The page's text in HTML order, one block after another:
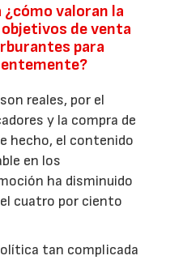
valoran la
de venta
para
reales, por el
y la compra de
hecho, el contenido
en los
ha disminuido
cuatro por ciento
tan complicada